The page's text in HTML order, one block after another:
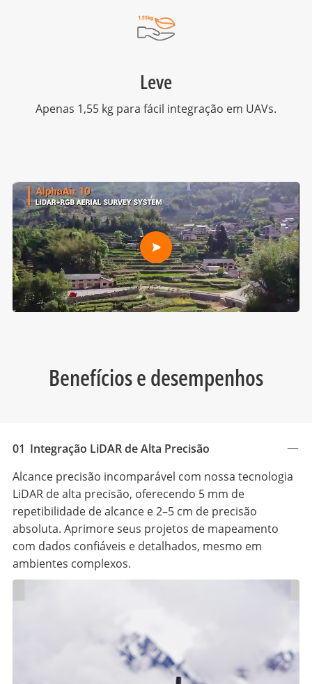
Leve
Apenas 1,55 kg para fácil integração em UAVs.
Benefícios e desempenhos
01 Integração LiDAR de Alta Precisão
Alcance precisão incomparável com nossa tecnologia
LiDAR de alta precisão, oferecendo 5 mm de
repetibilidade de alcance e 2–5 cm de precisão
absoluta. Aprimore seus projetos de mapeamento
com dados confiáveis e detalhados, mesmo em
ambientes complexos.